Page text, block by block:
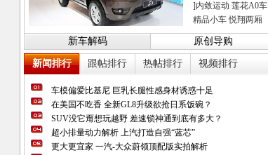
]内敛运动 莲花A0车
精品小车 悦翔两厢
新车解码 原创导购
新闻排行 跟帖排行 热帖排行 视频排行
车模偏爱比基尼 巨乳长腿性感身材诱惑十足
在美国不吃香 全新GL8升级欲抢日系饭碗？
SUV没它甭想玩越野 差速锁神通到底有多大？
超小排量动力解析 上汽打造自强“蓝芯”
更大更宜家 一汽-大众蔚领顶配版实拍解析